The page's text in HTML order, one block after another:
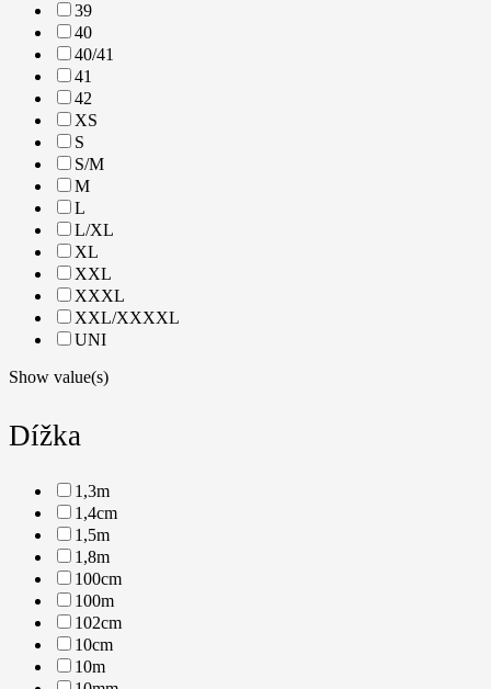
39
40
40/41
41
42
XS
S
S/M
M
L
L/XL
XL
XXL
XXXL
XXL/XXXXL
UNI
Show value(s)
Dížka
1,3m
1,4cm
1,5m
1,8m
100cm
100m
102cm
10cm
10m